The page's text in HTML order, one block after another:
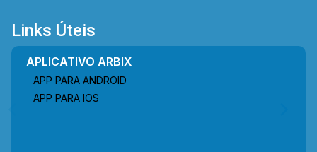
Links Úteis
APLICATIVO ARBIX
APP PARA ANDROID
APP PARA IOS